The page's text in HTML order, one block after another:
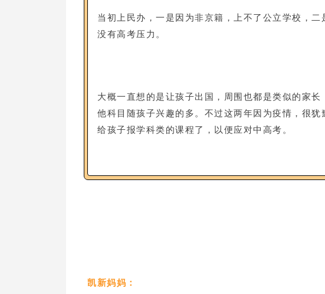
当初上民办，一是因为非京籍，上不了公立学校，
没有高考压力。
大概一直想的是让孩子出国，周围也都是类似的家
他科目随孩子兴趣的多。不过这两年因为疫情，很
给孩子报学科类的课程了，以便应对中高考。
凯新妈妈：